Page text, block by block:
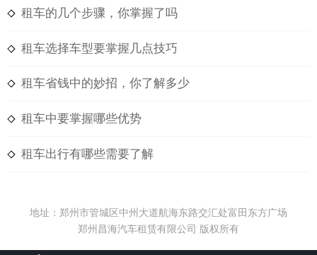
租车的几个步骤，你掌握了吗
租车选择车型要掌握几点技巧
租车省钱中的妙招，你了解多少
租车中要掌握哪些优势
租车出行有哪些需要了解
地址：郑州市管城区中州大道航海东路交汇处富田东方广场
郑州昌海汽车租赁有限公司 版权所有